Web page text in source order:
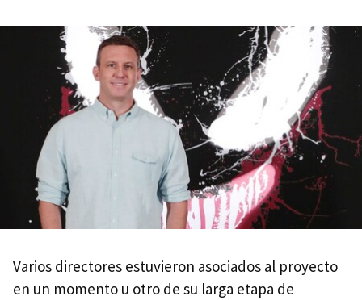
Varios directores estuvieron asociados al proyecto
en un momento u otro de su larga etapa de